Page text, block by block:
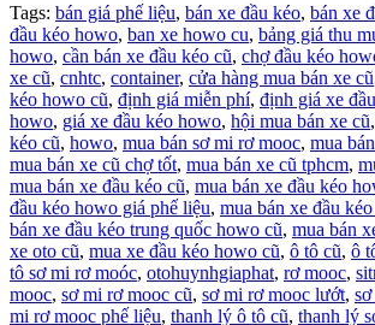
Tags: bán giá phế liệu, bán xe đầu kéo, bán xe
đầu kéo howo, ban xe howo cu, bảng giá thu
howo, cần bán xe đầu kéo cũ, chợ đầu kéo
xe cũ, cnhtc, container, cửa hàng mua bán xe cũ
kéo howo cũ, định giá miễn phí, định giá xe
howo, giá xe đầu kéo howo, hội mua bán xe cũ,
kéo cũ, howo, mua bán sơ mi rơ mooc, mua
mua bán xe cũ chợ tốt, mua bán xe cũ tphcm,
mua bán xe đầu kéo cũ, mua bán xe đầu kéo
đầu kéo howo giá phế liệu, mua bán xe đầu
bán xe đầu kéo trung quốc howo cũ, mua bán
xe oto cũ, mua xe đầu kéo howo cũ, ô tô cũ, ô
tô sơ mi rơ moóc, otohuynhgiaphat, rơ mooc,
mooc, sơ mi rơ mooc cũ, sơ mi rơ mooc lướt,
mi rơ mooc phế liệu, thanh lý ô tô cũ, thanh lý